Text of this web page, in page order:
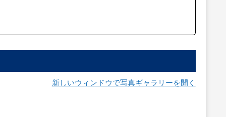
新しいウィンドウで写真ギャラリーを開く